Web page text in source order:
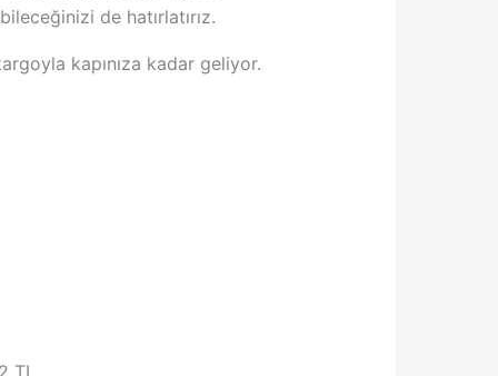
de hatırlatırız.
kapınıza kadar geliyor.
TL